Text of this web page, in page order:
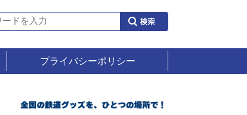
プライバシーポリシー